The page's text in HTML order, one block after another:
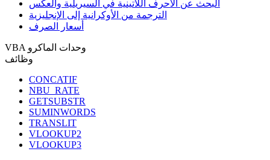
البحث عن الأحرف اللاتينية في السيريلية والعكس
الترجمة من الأوكرانية إلى الإنجليزية
أسعار الصرف
VBA وحدات الماكرو
وظائف
CONCATIF
NBU_RATE
GETSUBSTR
SUMINWORDS
TRANSLIT
VLOOKUP2
VLOOKUP3